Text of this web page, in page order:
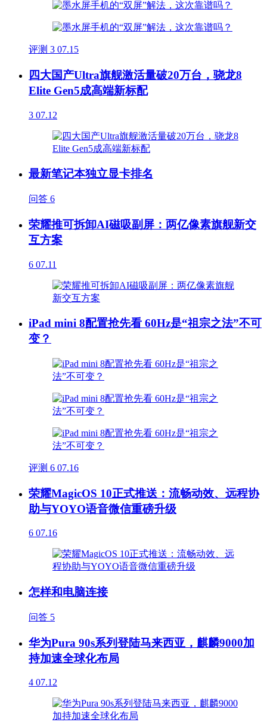
评测 3 07.15
四大国产Ultra旗舰激活量破20万台，骁龙8
Elite Gen5成高端新标配
3 07.12
最新笔记本独立显卡排名
问答 6
荣耀推可拆卸AI磁吸副屏：两亿像素旗舰新交
互方案
6 07.11
iPad mini 8配置抢先看 60Hz是“祖宗之法”不可
变？
评测 6 07.16
荣耀MagicOS 10正式推送：流畅动效、远程协
助与YOYO语音微信重磅升级
6 07.16
怎样和电脑连接
问答 5
华为Pura 90s系列登陆马来西亚，麒麟9000加
持加速全球化布局
4 07.12